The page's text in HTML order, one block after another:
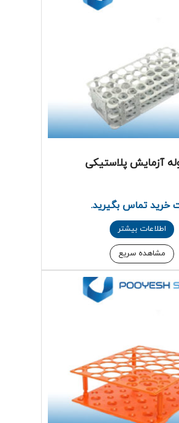
آزمایش پلاستیکی
خرید تماس بگیرید.
اطلاعات بیشتر
مشاهده سریع